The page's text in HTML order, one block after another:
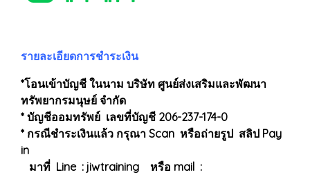
รายละเอียดการชำระเงิน
*โอนเข้าบัญชี ในนาม บริษัท ศูนย์ส่งเสริมและพัฒนา
ทรัพยากรมนุษย์ จำกัด
* บัญชีออมทรัพย์ เลขที่บัญชี 206-237-174-0
* กรณีชำระเงินแล้ว กรุณา Scan หรือถ่ายรูป สลิป Pay
in
มาที่ Line : jiwtraining หรือ mail :